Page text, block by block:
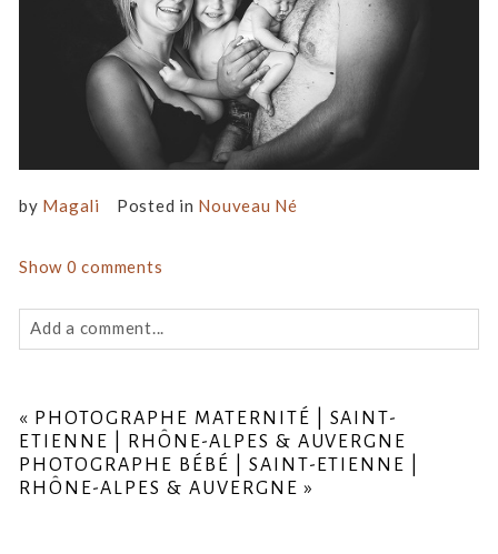
by Magali Posted in Nouveau Né
Show 0 comments
Add a comment...
are marked *
« PHOTOGRAPHE MATERNITÉ | SAINT-
ETIENNE | RHÔNE-ALPES & AUVERGNE
PHOTOGRAPHE BÉBÉ | SAINT-ETIENNE |
RHÔNE-ALPES & AUVERGNE »